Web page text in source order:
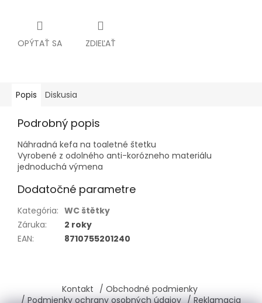
OPÝTAŤ SA ZDIEĽAŤ
Popis Diskusia
Podrobný popis
Náhradná kefa na toaletné štetku
Vyrobené z odolného anti-korózneho materiálu
jednoduchá výmena
Dodatočné parametre
Kategória: WC štětky
Záruka:
2 roky
EAN: 8710755201240
p
Kontakt / Obchodné podmienky
/ Podmienky ochrany osobných údajov / Reklamacia